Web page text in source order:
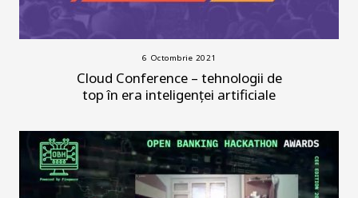
6 Octombrie 2021
Cloud Conference – tehnologii de
top în era inteligenței artificiale